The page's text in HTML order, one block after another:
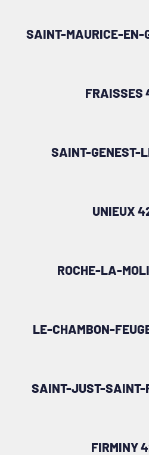
SAINT-MAURICE-EN-
FRAISSES
SAINT-GENEST-
UNIEUX
ROCHE-LA-
LE-CHAMBON-
SAINT-JUST-SAINT-
FIRMINY